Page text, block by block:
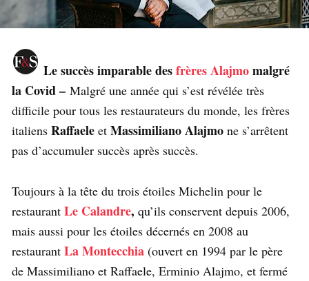
Le succès imparable desfrères Alajmomalgré
la Covid – Malgré une année qui s’est révélée très
difficile pour tous les restaurateurs du monde, les frères
italiens Raffaele et Massimiliano Alajmo ne s’arrêtent
pas d’accumuler succès après succès.
Toujours à la tête du trois étoiles Michelin pour le
restaurant Le Calandre, qu’ils conservent depuis 2006,
mais aussi pour les étoiles décernés en 2008 au
restaurant La Montecchia (ouvert en 1994 par le père
de Massimiliano et Raffaele, Erminio Alajmo, et fermé